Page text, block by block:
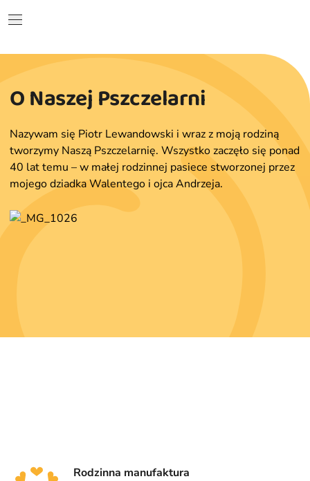
O Naszej Pszczelarni
Nazywam się Piotr Lewandowski i wraz z moją rodziną
tworzymy Naszą Pszczelarnię. Wszystko zaczęło się ponad
40 lat temu – w małej rodzinnej pasiece stworzonej przez
mojego dziadka Walentego i ojca Andrzeja.
Rodzinna manufaktura